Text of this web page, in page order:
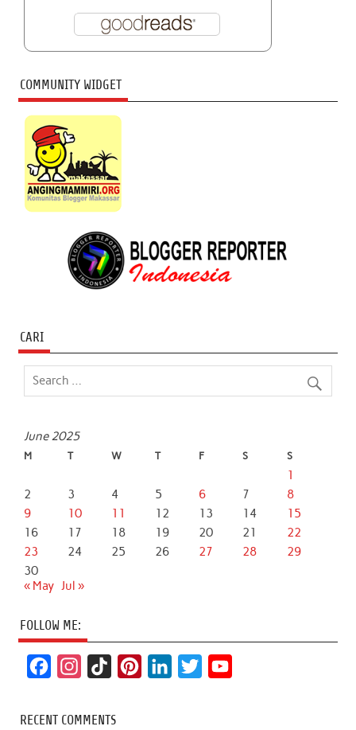
COMMUNITY WIDGET
CARI
June 2025
M T W T F S S
1
2
3 4 5 6 7
8
9
10 11 12 13 14
15
16
17 18 19 20 21
22
23
24 25 26 27 28
29
30
« May Jul »
FOLLOW ME:
c
s
k
RECENT COMMENTS